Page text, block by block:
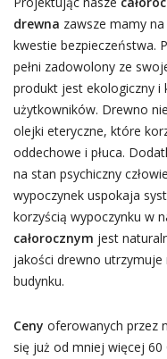
drewna zawsze mamy
kwestie bezpieczeństwa.
pełni zadowolony ze
produkt jest ekologiczny i
użytkowników. Drewno
olejki eteryczne, które
oddechowe i płuca.
na stan psychiczny
wypoczynek uspokaja
korzyścią wypoczynku w
całorocznym jest
jakości drewno
budynku.
Ceny oferowanych przez
się już od mniej więcej 60